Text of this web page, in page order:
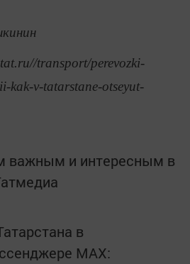
transport/perevozki-
kak-v-tatarstane-otseyut-
важным и интересным в
в
MАХ: